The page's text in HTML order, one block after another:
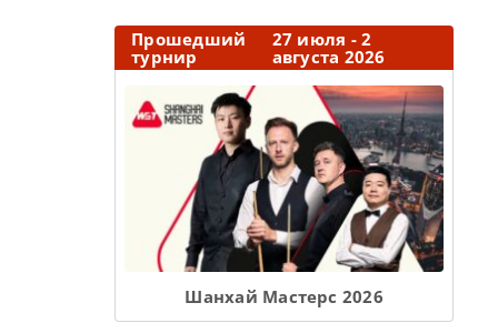
Прошедший
турнир
27 июля - 2
августа 2026
Шанхай Мастерс 2026